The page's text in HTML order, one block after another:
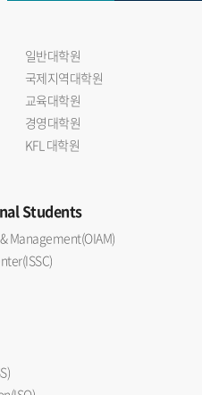
일반대학원
국제지역대학원
교육대학원
경영대학원
KFL 대학원
Students
Management(OIAM)